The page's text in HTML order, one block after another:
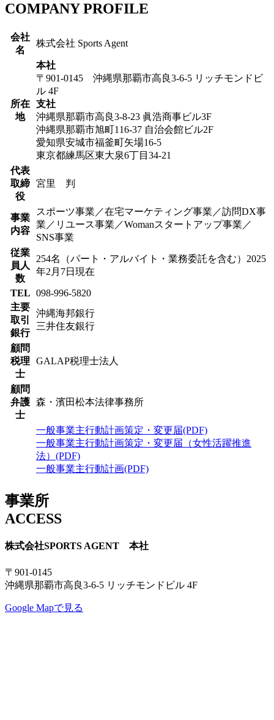
COMPANY PROFILE
会社
名
株式会社 Sports Agent
所在
地
本社
〒901-0145 沖縄県那覇市高良3-6-5 リッチモンドビ
ル 4F
支社
沖縄県那覇市高良3-8-23 眞浩商事ビル3F
沖縄県那覇市旭町116-37 自治会館ビル2F
愛知県安城市福釜町矢場16-5
東京都練馬区東大泉6丁目34-21
代表
取締
役
宮里 判
事業
内容
スポーツ事業／在宅マーケティング事業／訪問DX事
業／リユース事業／Womanスタートアップ事業／
SNS事業
従業
員人
数
254名（パート・アルバイト・業務委託を含む）2025
年2月7日現在
TEL 098-996-5820
主要
取引
銀行
沖縄海邦銀行
三井住友銀行
顧問
税理
士
GALAP税理士法人
顧問
弁護
士
森・濱田松本法律事務所
一般事業主行動計画策定・変更届(PDF)
一般事業主行動計画策定・変更届（女性活躍推進
法）(PDF)
一般事業主行動計画(PDF)
事業所
ACCESS
株式会社SPORTS AGENT 本社
〒901-0145
沖縄県那覇市高良3-6-5 リッチモンドビル 4F
Google Mapで見る